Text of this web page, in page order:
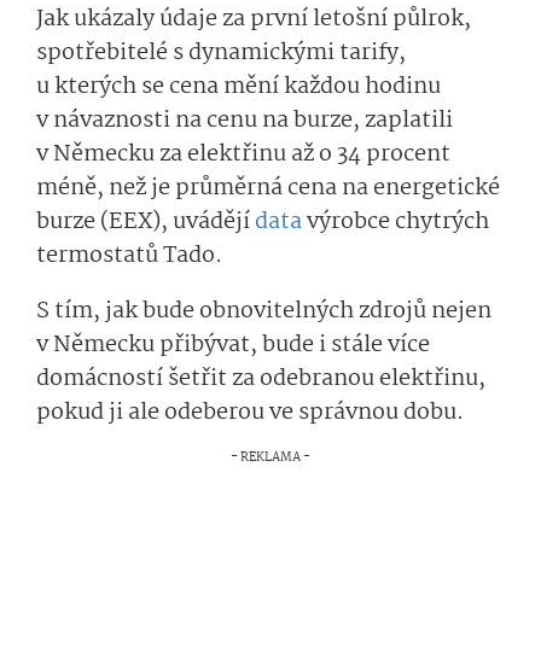
Jak ukázaly údaje za první letošní půlrok,
spotřebitelé s dynamickými tarify,
u kterých se cena mění každou hodinu
v návaznosti na cenu na burze, zaplatili
v Německu za elektřinu až o 34 procent
méně, než je průměrná cena na energetické
burze (EEX), uvádějídatavýrobce chytrých
termostatů Tado.
S tím, jak bude obnovitelných zdrojů nejen
v Německu přibývat, bude i stále více
domácností šetřit za odebranou elektřinu,
pokud ji ale odeberou ve správnou dobu.